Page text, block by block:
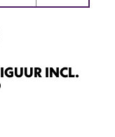
INCL.